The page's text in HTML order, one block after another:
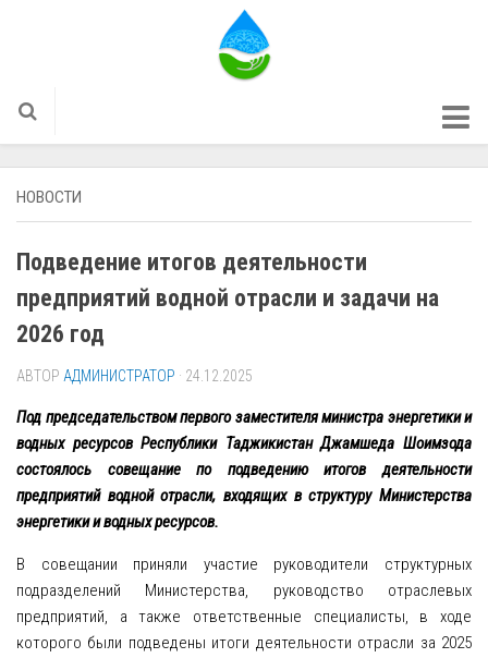
ГЛАВНОЕ
О НАС
НАЦИОНАЛЬНАЯ ВОДНАЯ ИНФОРМАЦИОННАЯ
СИСТЕМА
ИНФОРМАЦИОННАЯ СИСТЕМА ПО
ГЕОПОРТАЛ
ИНФОРМАЦИОННАЯ СИСТЕМА ПО МЕЛИОРАЦИИ И
ИРРИГАЦИИ
ПЛАТФОРМА ДИСТАНЦИОННОГО ОБУЧЕНИЯ
ГИДРОЛОГИЧЕСКОЕ МОДЕЛИРОВАНИЕ
РУКОВОДСТВО ПОЛЬЗОВАТЕЛЯ
КОМАНДА ЦЕНТРА НВИС
НОВОСТИ
Подведение итогов деятельности
предприятий водной отрасли и задачи на
2026 год
АВТОР АДМИНИСТРАТОР · 24.12.2025
Под председательством первого заместителяминистра энергетики и
водных ресурсов Республики Таджикистан Джамшеда Шоимзода
состоялось совещание по подведению итогов деятельности
предприятий водной отрасли, входящих в структуру Министерства
энергетики и водных ресурсов.
В совещании приняли участие руководители структурных
подразделений Министерства, руководство отраслевых
предприятий, а также ответственные специалисты, в ходе
которого были подведены итоги деятельности отрасли за 2025